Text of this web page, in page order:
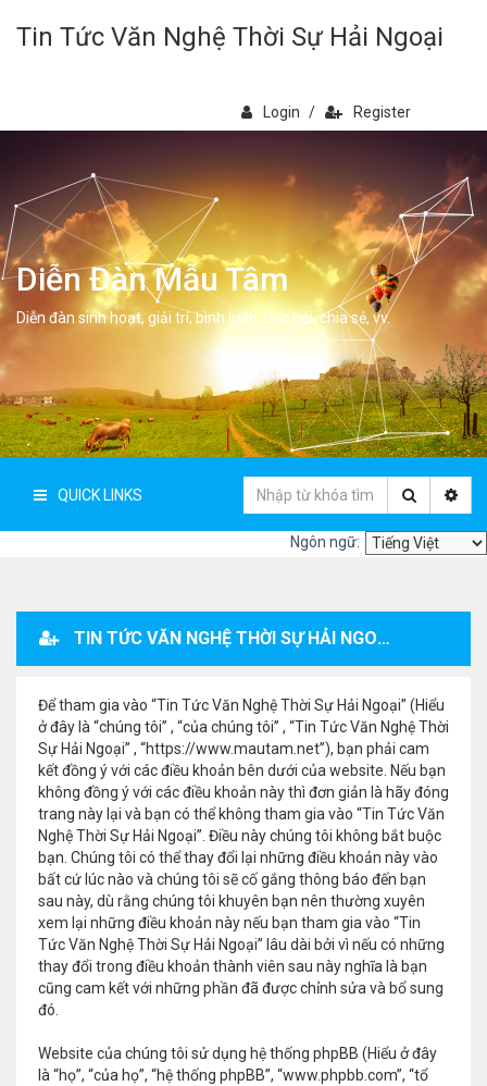
Tin Tức Văn Nghệ Thời Sự Hải Ngoại
Login / Register
Diễn Đàn Mẫu Tâm
Diễn đàn sinh hoạt, giải trí, bình luân, học hỏi, chia sẻ, vv.
QUICK LINKS
Ngôn ngữ:
TIN TỨC VĂN NGHỆ THỜI SỰ HẢI NGOẠI - ĐĂNG KÝ THÀNH VIÊN
Để tham gia vào “Tin Tức Văn Nghệ Thời Sự Hải Ngoại” (Hiểu
ở đây là “chúng tôi” , “của chúng tôi” , “Tin Tức Văn Nghệ Thời
Sự Hải Ngoại” , “https://www.mautam.net”), bạn phải cam
kết đồng ý với các điều khoản bên dưới của website. Nếu bạn
không đồng ý với các điều khoản này thì đơn giản là hãy đóng
trang này lại và bạn có thể không tham gia vào “Tin Tức Văn
Nghệ Thời Sự Hải Ngoại”. Điều này chúng tôi không bắt buộc
bạn. Chúng tôi có thể thay đổi lại những điều khoản này vào
bất cứ lúc nào và chúng tôi sẽ cố gắng thông báo đến bạn
sau này, dù rằng chúng tôi khuyên bạn nên thường xuyên
xem lại những điều khoản này nếu bạn tham gia vào “Tin
Tức Văn Nghệ Thời Sự Hải Ngoại” lâu dài bởi vì nếu có những
thay đổi trong điều khoản thành viên sau này nghĩa là bạn
cũng cam kết với những phần đã được chỉnh sửa và bổ sung
đó.
Website của chúng tôi sử dụng hệ thống phpBB (Hiểu ở đây
là “họ”, “của họ”, “hệ thống phpBB”, “www.phpbb.com”, “tổ